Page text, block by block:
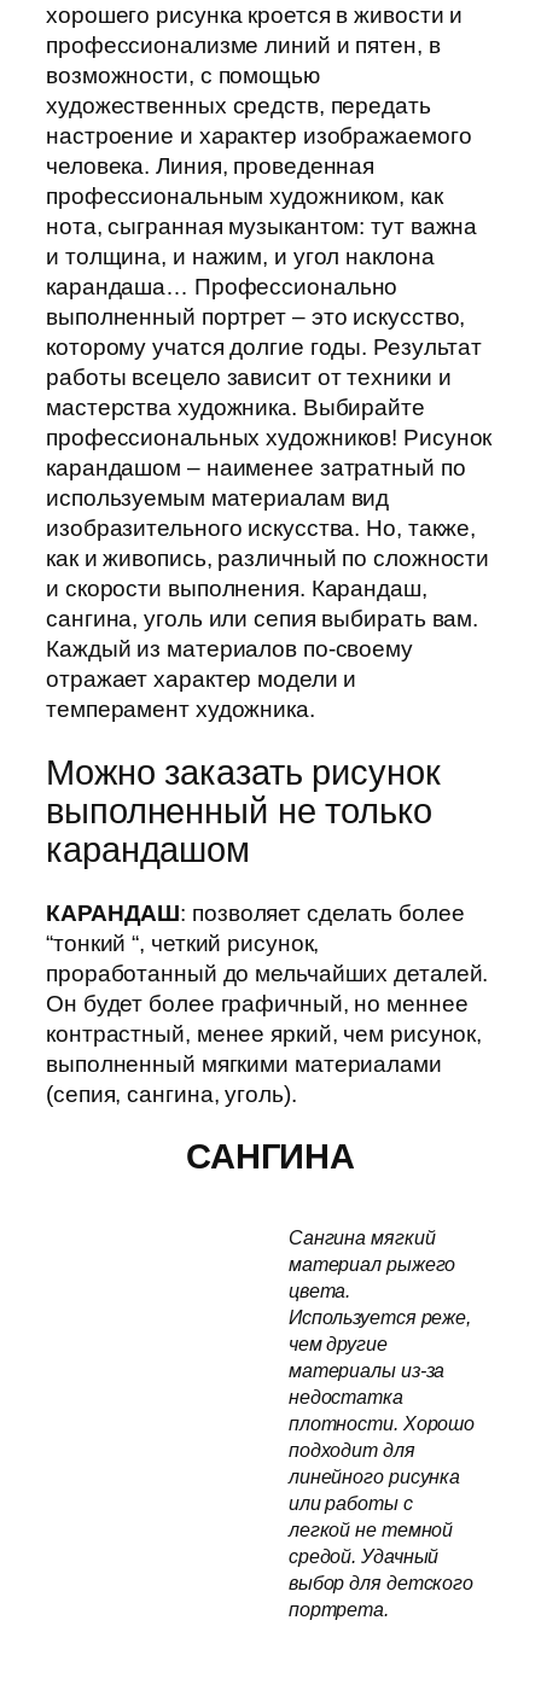
хорошего рисунка кроется в живости и
профессионализме линий и пятен, в
возможности, с помощью
художественных средств, передать
настроение и характер изображаемого
человека. Линия, проведенная
профессиональным художником, как
нота, сыгранная музыкантом: тут важна
и толщина, и нажим, и угол наклона
карандаша… Профессионально
выполненный портрет – это искусство,
которому учатся долгие годы. Результат
работы всецело зависит от техники и
мастерства художника. Выбирайте
профессиональных художников! Рисунок
карандашом – наименее затратный по
используемым материалам вид
изобразительного искусства. Но, также,
как и живопись, различный по сложности
и скорости выполнения. Карандаш,
сангина, уголь или сепия выбирать вам.
Каждый из материалов по-своему
отражает характер модели и
темперамент художника.
Можно заказать рисунок
выполненный не только
карандашом
КАРАНДАШ: позволяет сделать более
“тонкий “, четкий рисунок,
проработанный до мельчайших деталей.
Он будет более графичный, но меннее
контрастный, менее яркий, чем рисунок,
выполненный мягкими материалами
(сепия, сангина, уголь).
САНГИНА
Сангина мягкий
материал рыжего
цвета.
Используется реже,
чем другие
материалы из-за
недостатка
плотности. Хорошо
подходит для
линейного рисунка
или работы с
легкой не темной
средой. Удачный
выбор для детского
портрета.